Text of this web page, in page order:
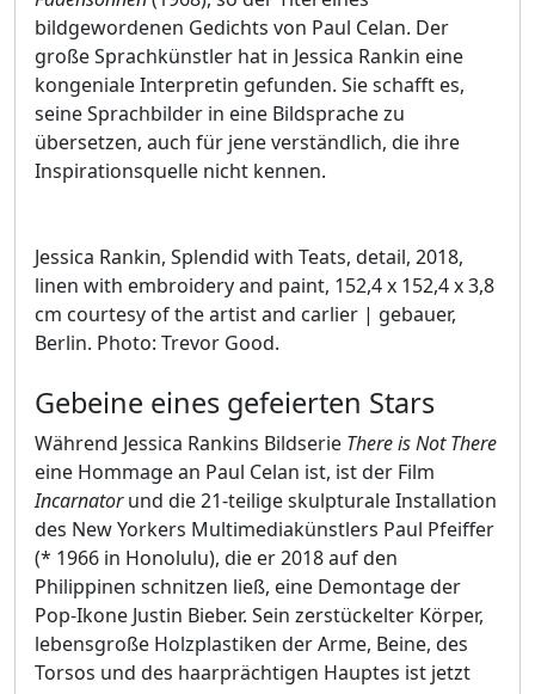
bildgewordenen Gedichts von Paul Celan. Der
große Sprachkünstler hat in Jessica Rankin eine
kongeniale Interpretin gefunden. Sie schafft es,
seine Sprachbilder in eine Bildsprache zu
übersetzen, auch für jene verständlich, die ihre
Inspirationsquelle nicht kennen.
Jessica Rankin, Splendid with Teats, detail, 2018,
linen with embroidery and paint, 152,4 x 152,4 x 3,8
cm courtesy of the artist and carlier | gebauer,
Berlin. Photo: Trevor Good.
Gebeine eines gefeierten Stars
Während Jessica Rankins Bildserie There is Not There
eine Hommage an Paul Celan ist, ist der Film
Incarnatorund die 21-teilige skulpturale Installation
des New Yorkers Multimediakünstlers Paul Pfeiffer
(* 1966 in Honolulu), die er 2018 auf den
Philippinen schnitzen ließ, eine Demontage der
Pop-Ikone Justin Bieber. Sein zerstückelter Körper,
lebensgroße Holzplastiken der Arme, Beine, des
Torsos und des haarprächtigen Hauptes ist jetzt